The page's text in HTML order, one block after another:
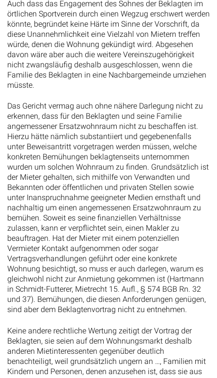
örtlichen Sportverein durch einen Wegzug erschwert werden
könnte, begründet keine Härte im Sinne der Vorschrift, da
diese Unannehmlichkeit eine Vielzahl von Mietern treffen
würde, denen die Wohnung gekündigt wird. Abgesehen
davon wäre aber auch die weitere Vereinszugehörigkeit
nicht zwangsläufig deshalb ausgeschlossen, wenn die
Familie des Beklagten in eine Nachbargemeinde umziehen
müsste.
erkennen, dass für den Beklagten und seine Familie
angemessener Ersatzwohnraum nicht zu beschaffen ist.
Hierzu hätte nämlich substantiiert und gegebenenfalls
unter Beweisantritt vorgetragen werden müssen, welche
konkreten Bemühungen beklagtenseits unternommen
wurden um solchen Wohnraum zu finden. Grundsätzlich ist
der Mieter gehalten, sich mithilfe von Verwandten und
Bekannten oder öffentlichen und privaten Stellen sowie
unter Inanspruchnahme geeigneter Medien ernsthaft und
nachhaltig um einen angemessenen Ersatzwohnraum zu
bemühen. Soweit es seine finanziellen Verhältnisse
zulassen, kann er verpflichtet sein, einen Makler zu
beauftragen. Hat der Mieter mit einem potenziellen
Vermieter Kontakt aufgenommen oder sogar
Vertragsverhandlungen geführt oder eine konkrete
Wohnung besichtigt, so muss er auch darlegen, warum es
gleichwohl nicht zur Anmietung gekommen ist (Hartmann
in Schmidt-Futterer, Mietrecht 15. Aufl., § 574 BGB Rn. 32
und 37). Bemühungen, die diesen Anforderungen genügen,
sind aber dem Beklagtenvortrag nicht zu entnehmen.
Beklagten, sie seien auf dem Wohnungsmarkt deshalb
anderen Mietinteressenten gegenüber deutlich
benachteiligt, weil grundsätzlich ungern an …, Familien mit
Kindern und Personen, denen anzusehen ist, dass sie aus
einem orientalischen Land stammten, vermietet werde.